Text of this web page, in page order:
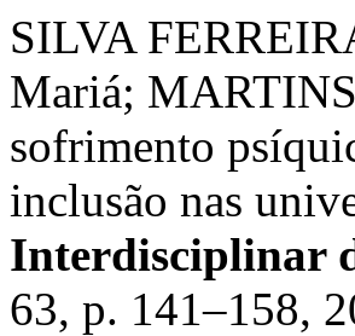
SILVA
Mariá;
sofrimento
inclusão nas
Interdisciplinar
63, p. 141–158,